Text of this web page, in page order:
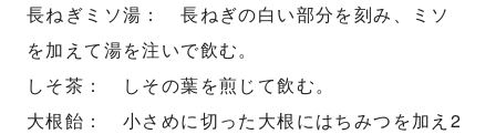
長ねぎミソ湯： 長ねぎの白い部分を刻み、ミソ
を加えて湯を注いで飲む。
しそ茶： しその葉を煎じて飲む。
大根飴： 小さめに切った大根にはちみつを加え2